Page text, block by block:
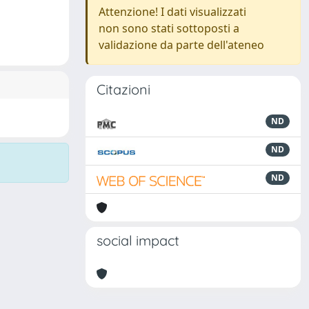
Attenzione! I dati visualizzati
non sono stati sottoposti a
validazione da parte dell'ateneo
Citazioni
ND
ND
ND
social impact